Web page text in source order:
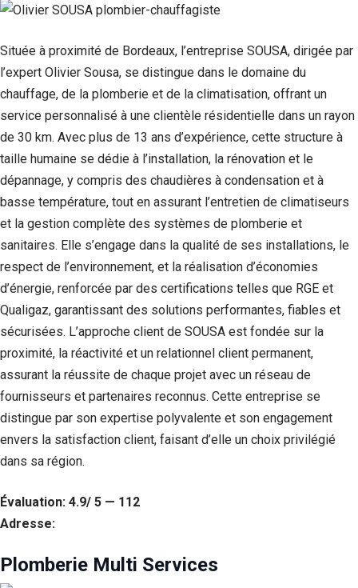
Située à proximité de Bordeaux, l’entreprise SOUSA, dirigée par
l’expert Olivier Sousa, se distingue dans le domaine du
chauffage, de la plomberie et de la climatisation, offrant un
service personnalisé à une clientèle résidentielle dans un rayon
de 30 km. Avec plus de 13 ans d’expérience, cette structure à
taille humaine se dédie à l’installation, la rénovation et le
dépannage, y compris des chaudières à condensation et à
basse température, tout en assurant l’entretien de climatiseurs
et la gestion complète des systèmes de plomberie et
sanitaires. Elle s’engage dans la qualité de ses installations, le
respect de l’environnement, et la réalisation d’économies
d’énergie, renforcée par des certifications telles que RGE et
Qualigaz, garantissant des solutions performantes, fiables et
sécurisées. L’approche client de SOUSA est fondée sur la
proximité, la réactivité et un relationnel client permanent,
assurant la réussite de chaque projet avec un réseau de
fournisseurs et partenaires reconnus. Cette entreprise se
distingue par son expertise polyvalente et son engagement
envers la satisfaction client, faisant d’elle un choix privilégié
dans sa région.
Évaluation: 4.9/ 5 — 112
Adresse:
Plomberie Multi Services
nous
puissions
améliorer la
fonctionnalité
et la structure
du site Web,
de la façon
dont le site
utilisé.
Experience
site Web
fonctionne
aussi bien que
possible lors
de votre visite.
Si vous
cookies,
certaines
fonctionnalités
disparaîtront
du site Web.
En partageant
votre